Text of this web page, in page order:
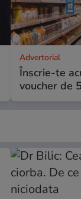
Advertorial
Înscrie-te
voucher de